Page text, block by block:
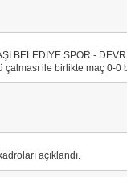
BELEDİYE SPOR -
çalması ile birlikte maç 0-0
açıklandı.